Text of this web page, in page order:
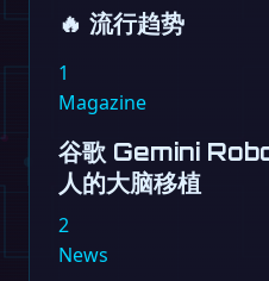
🔥 流行趋势
1
Magazine
谷歌 Gemini
人的大脑移植
2
News